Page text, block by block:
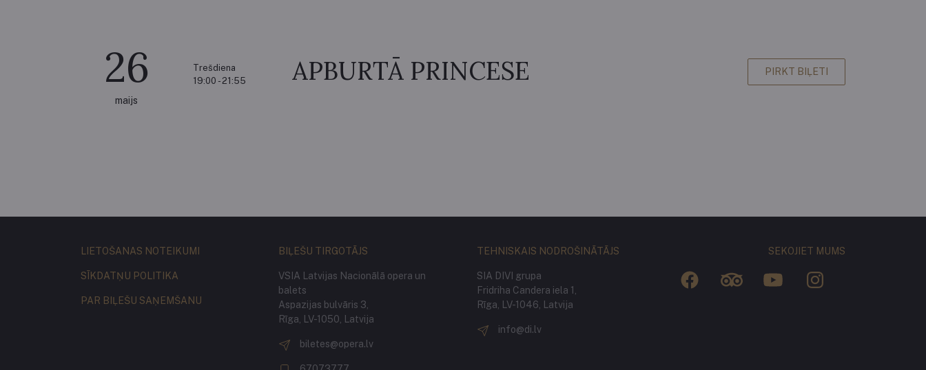
26
maijs
Trešdiena
19:00 - 21:55
APBURTĀ PRINCESE PIRKT BIĻETI
LIETOŠANAS NOTEIKUMI
SĪKDATŅU POLITIKA
PAR BIĻEŠU SAŅEMŠANU
BIĻEŠU TIRGOTĀJS
VSIA Latvijas Nacionālā opera un
balets
Aspazijas bulvāris 3,
Rīga, LV-1050, Latvija
biletes@opera.lv
TEHNISKAIS NODROŠINĀTĀJS
SIA DIVI grupa
Fridriha Candera iela 1,
Rīga, LV-1046, Latvija
info@di.lv
SEKOJIET MUMS